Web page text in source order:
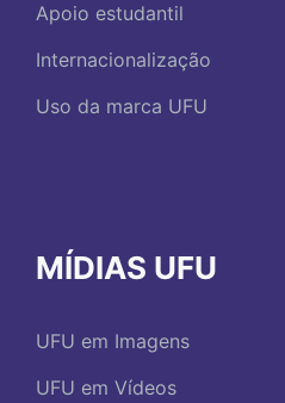
Apoio estudantil
Internacionalização
Uso da marca UFU
MÍDIAS UFU
UFU em Imagens
UFU em Vídeos